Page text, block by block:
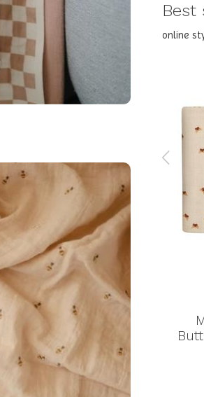
Best
online
Mushie long sleeve bib
bees | slab
€ 13,95